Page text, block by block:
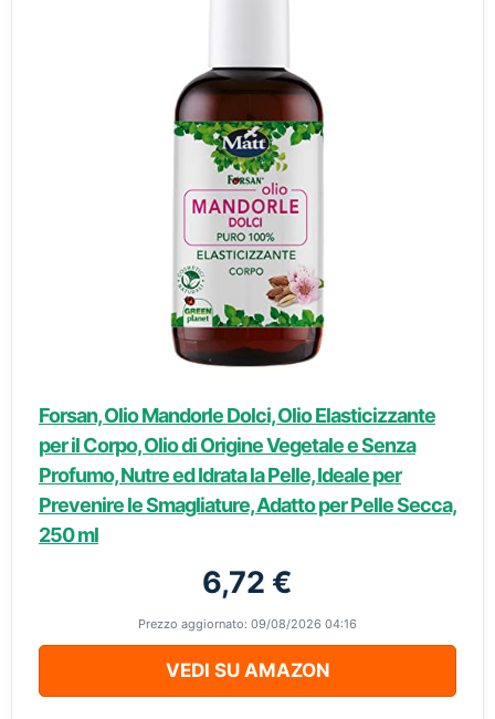
Forsan, Olio Mandorle Dolci, Olio Elasticizzante
per il Corpo, Olio di Origine Vegetale e Senza
Profumo, Nutre ed Idrata la Pelle, Ideale per
Prevenire le Smagliature, Adatto per Pelle Secca,
250 ml
6,72 €
Prezzo aggiornato: 09/08/2026 04:16
VEDI SU AMAZON